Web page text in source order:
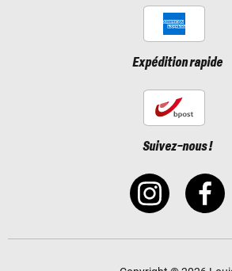
Expédition rapide
Suivez-nous !